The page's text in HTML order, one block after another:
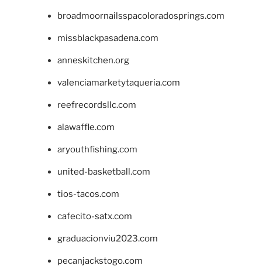
broadmoornailsspacoloradosprings.com
missblackpasadena.com
anneskitchen.org
valenciamarketytaqueria.com
reefrecordsllc.com
alawaffle.com
aryouthfishing.com
united-basketball.com
tios-tacos.com
cafecito-satx.com
graduacionviu2023.com
pecanjackstogo.com